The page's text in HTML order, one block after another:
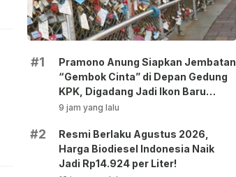
#1
Pramono Anung Siapkan Jembatan
“Gembok Cinta” di Depan Gedung
KPK, Digadang Jadi Ikon Baru
Jakarta!
9 jam yang lalu
#2
Resmi Berlaku Agustus 2026,
Harga Biodiesel Indonesia Naik
Jadi Rp14.924 per Liter!